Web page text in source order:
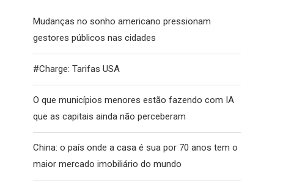
Mudanças no sonho americano pressionam
gestores públicos nas cidades
#Charge: Tarifas USA
O que municípios menores estão fazendo com IA
que as capitais ainda não perceberam
China: o país onde a casa é sua por 70 anos tem o
maior mercado imobiliário do mundo